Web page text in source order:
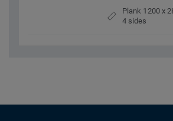
Plank 1200 x
4 sides